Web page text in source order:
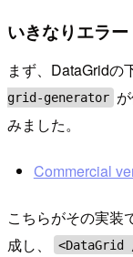
いきなりエラー
まず、DataGridの
grid-generator
みました。
Commercial
こちらがその実装
成し、
<DataGrid